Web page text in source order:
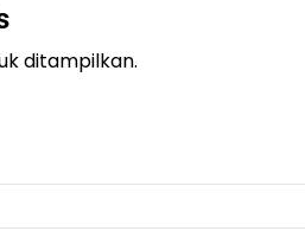
ditampilkan.